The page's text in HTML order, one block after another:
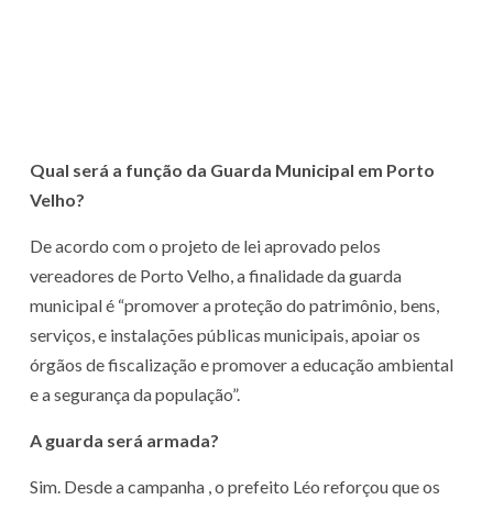
Qual será a função da Guarda Municipal em Porto
Velho?
De acordo com o projeto de lei aprovado pelos
vereadores de Porto Velho, a finalidade da guarda
municipal é “promover a proteção do patrimônio, bens,
serviços, e instalações públicas municipais, apoiar os
órgãos de fiscalização e promover a educação ambiental
e a segurança da população”.
A guarda será armada?
Sim. Desde a campanha , o prefeito Léo reforçou que os